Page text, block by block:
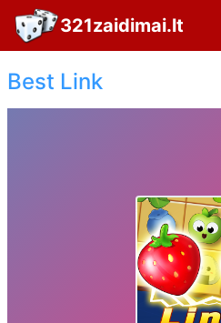
321zaidimai.lt
Best Link